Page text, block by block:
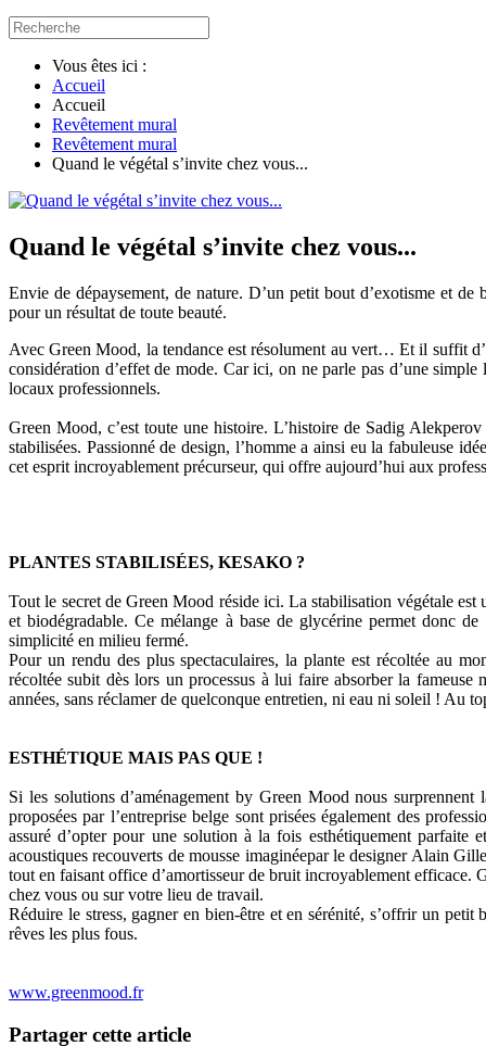
Vous êtes ici :
Accueil
Accueil
Revêtement mural
Revêtement mural
Quand le végétal s’invite chez vous...
Quand le végétal s’invite chez vous...
Envie de dépaysement, de nature. D’un petit bout d’exotisme et
pour un résultat de toute beauté.
Avec Green Mood, la tendance est résolument au vert… Et il suffit
considération d’effet de mode. Car ici, on ne parle pas d’une
locaux professionnels.
Green Mood, c’est toute une histoire. L’histoire de Sadig
stabilisées. Passionné de design, l’homme a ainsi eu la fabuleuse
cet esprit incroyablement précurseur, qui offre aujourd’hui aux
PLANTES STABILISÉES, KESAKO ?
Tout le secret de Green Mood réside ici. La stabilisation végétale
et biodégradable. Ce mélange à base de glycérine permet donc
simplicité en milieu fermé.
Pour un rendu des plus spectaculaires, la plante est récoltée au
récoltée subit dès lors un processus à lui faire absorber la
années, sans réclamer de quelconque entretien, ni eau ni soleil !
ESTHÉTIQUE MAIS PAS QUE !
Si les solutions d’aménagement by Green Mood nous
proposées par l’entreprise belge sont prisées également des
assuré d’opter pour une solution à la fois esthétiquement
acoustiques recouverts de mousse imaginéepar le designer Alain
tout en faisant office d’amortisseur de bruit incroyablement efficace.
chez vous ou sur votre lieu de travail.
Réduire le stress, gagner en bien-être et en sérénité, s’offrir un
rêves les plus fous.
www.greenmood.fr
Partager cette article